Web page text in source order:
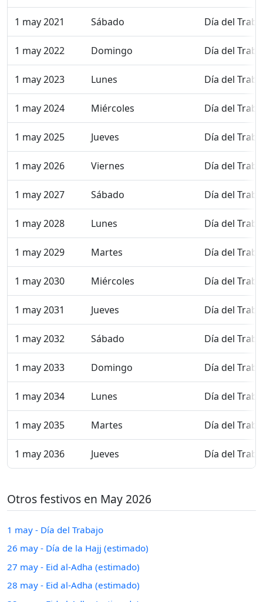
1 may 2021 Sábado Día del
1 may 2022 Domingo Día del
1 may 2023 Lunes Día del
1 may 2024 Miércoles Día del
1 may 2025 Jueves Día del
1 may 2026 Viernes Día del
1 may 2027 Sábado Día del
1 may 2028 Lunes Día del
1 may 2029 Martes Día del
1 may 2030 Miércoles Día del
1 may 2031 Jueves Día del
1 may 2032 Sábado Día del
1 may 2033 Domingo Día del
1 may 2034 Lunes Día del
1 may 2035 Martes Día del
1 may 2036 Jueves Día del
Otros festivos en May 2026
1 may - Día del Trabajo
26 may - Día de la Hajj (estimado)
27 may - Eid al-Adha (estimado)
28 may - Eid al-Adha (estimado)